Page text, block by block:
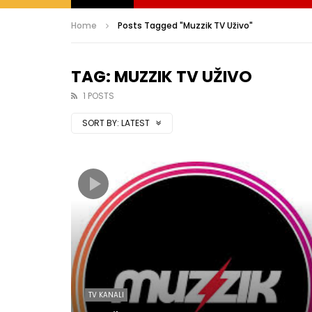
Home Posts Tagged "Muzzik TV Uživo"
TAG: MUZZIK TV UŽIVO
1 POSTS
SORT BY: LATEST
TV KANALI